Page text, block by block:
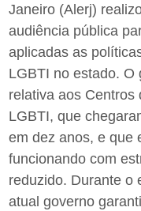
Janeiro (Alerj)
audiência pública
aplicadas as
LGBTI no estado. O
relativa aos Centros
LGBTI, que
em dez anos, e que
funcionando com
reduzido. Durante o
atual governo